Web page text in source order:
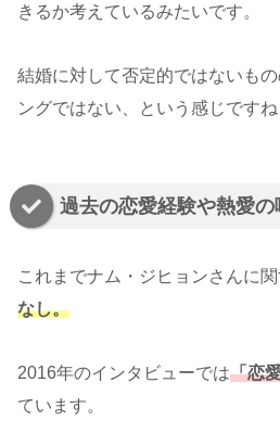
きるか考えているみたいです。
結婚に対して否定的ではないも
ングではない、という感じですね
過去の恋愛経験や熱愛の
これまでナム・ジヒョンさんに関
なし。
2016年のインタビューでは「恋
ています。